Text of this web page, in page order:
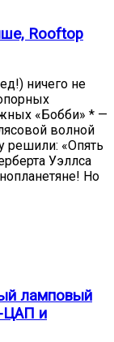
Rooftop
ничего не
«Бобби» * —
волной
решили: «Опять
Уэллса
Но
ламповый
ЦАП и